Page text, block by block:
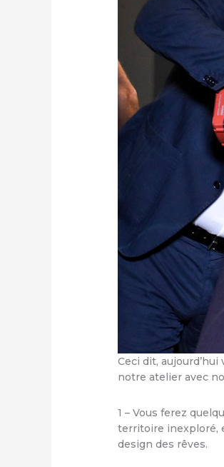
Ceci dit,
notre atelier avec
1 – Vous ferez
territoire inexploré,
design des rêves.